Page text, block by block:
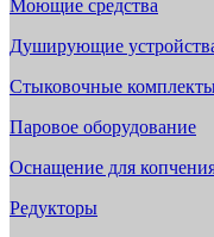
Моющие средства
Душирующие
Стыковочные
Паровое оборудование
Оснащение для
Редукторы